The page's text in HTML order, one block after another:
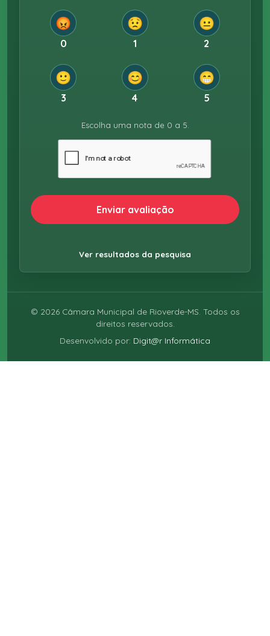
😡
0
😟
1
😐
2
🙂
3
😊
4
😁
5
Escolha uma nota de 0 a 5.
Enviar avaliação
Ver resultados da pesquisa
© 2026Câmara Municipal de Rioverde-MS. Todos os
direitos reservados.
Desenvolvido por: Digit@r Informática